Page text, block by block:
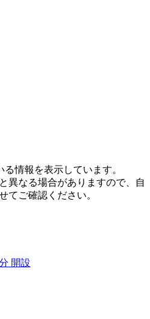
情報を表示しています。
異なる場合がありますので、自
てご確認ください。
開設